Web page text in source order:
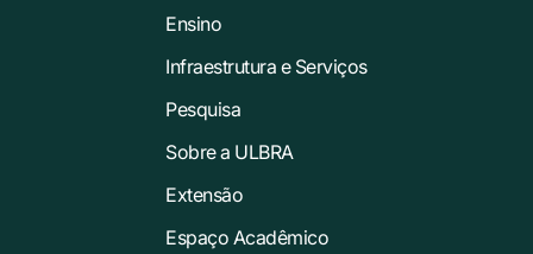
Ensino
Infraestrutura e Serviços
Pesquisa
Sobre a ULBRA
Extensão
Espaço Acadêmico